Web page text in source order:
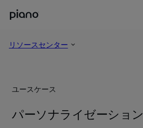
リソースセンター
ユースケース
パーソナライゼーション